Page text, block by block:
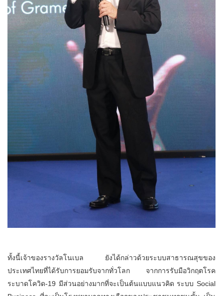
ทั้งนี้เจ้าของรางวัลโนเบล ยังได้กล่าวด้วยระบบสาธารณสุขของ
ประเทศไทยที่ได้รับการยอมรับจากทั่วโลก จากการรับมือวิกฤตโรค
ระบาดโควิด-19 มีส่วนอย่างมากที่จะเป็นต้นแบบแนวคิด ระบบ Social